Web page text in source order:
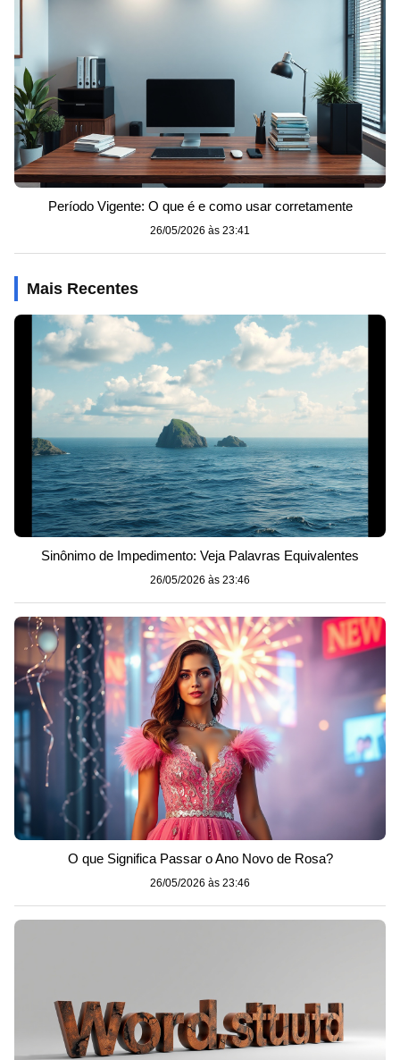
Período Vigente: O que é e como usar corretamente
26/05/2026 às 23:41
Mais Recentes
Sinônimo de Impedimento: Veja Palavras Equivalentes
26/05/2026 às 23:46
O que Significa Passar o Ano Novo de Rosa?
26/05/2026 às 23:46